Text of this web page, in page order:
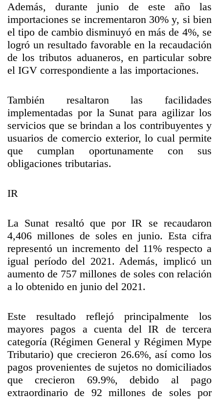
Además, durante junio de este año las
importaciones se incrementaron 30% y, si bien
el tipo de cambio disminuyó en más de 4%, se
logró un resultado favorable en la recaudación
de los tributos aduaneros, en particular sobre
el IGV correspondiente a las importaciones.
También resaltaron las facilidades
implementadas por la Sunat para agilizar los
servicios que se brindan a los contribuyentes y
usuarios de comercio exterior, lo cual permite
que cumplan oportunamente con sus
obligaciones tributarias.
IR
La Sunat resaltó que por IR se recaudaron
4,406 millones de soles en junio. Esta cifra
representó un incremento del 11% respecto a
igual período del 2021. Además, implicó un
aumento de 757 millones de soles con relación
a lo obtenido en junio del 2021.
Este resultado reflejó principalmente los
mayores pagos a cuenta del IR de tercera
categoría (Régimen General y Régimen Mype
Tributario) que crecieron 26.6%, así como los
pagos provenientes de sujetos no domiciliados
que crecieron 69.9%, debido al pago
extraordinario de 92 millones de soles por